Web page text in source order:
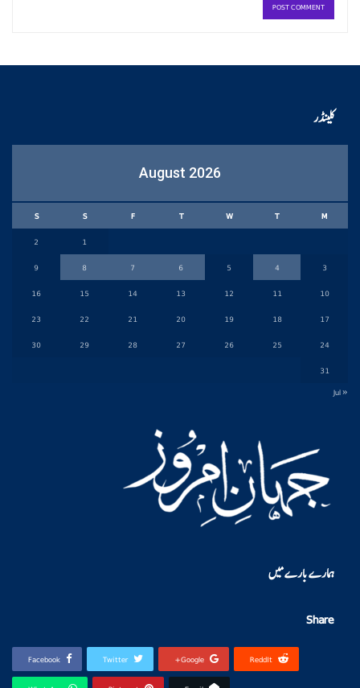
کلینڈر
August 2026
M
T
W
T
F
S
S
1
2
3
4
5
6
7
8
9
10
11
12
13
14
15
16
17
18
19
20
21
22
23
24
25
26
27
28
29
30
31
« Jul
ہمارے بارے میں
Share
Facebook Twitter Google+ ReddIt